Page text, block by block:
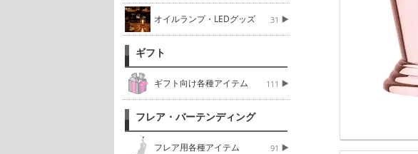
オイルランプ・LEDグッズ 31
ギフト
ギフト向け各種アイテム 111
フレア・バーテンディング
フレア用各種アイテム 91